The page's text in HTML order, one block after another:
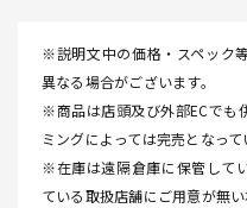
※説明文中の価格・スペック
異なる場合がございます。
※商品は店頭及び外部ECでも
ミングによっては完売となって
※在庫は遠隔倉庫に保管して
ている取扱店舗にご用意が無い